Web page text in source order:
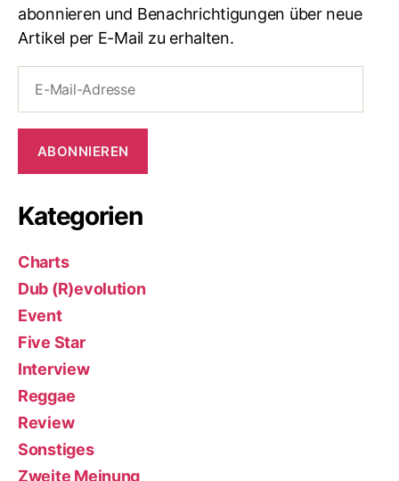
abonnieren und Benachrichtigungen über neue
Artikel per E-Mail zu erhalten.
Mail-
ABONNIEREN
Kategorien
Charts
Dub (R)evolution
Event
Five Star
Interview
Reggae
Review
Sonstiges
Zweite Meinung